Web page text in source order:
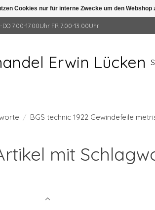
DO 7.00-17.00Uhr FR 7.00-13.00Uhr
Erwin Lücken
/ BGS technic 1922 Gewindefeile
mit
Cookies nur für interne Zwecke um den